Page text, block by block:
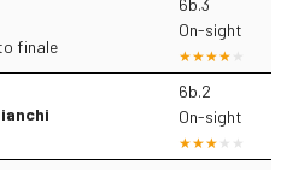
finale
6b.3
On-sight
6b.2
On-sight